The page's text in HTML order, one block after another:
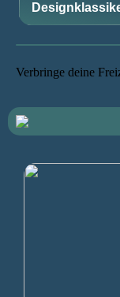
Verbringe deine